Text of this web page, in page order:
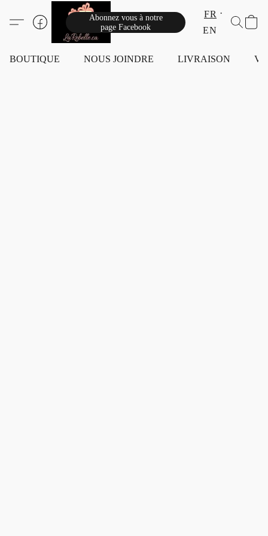
Abonnez vous à notre
page Facebook
FR
EN
BOUTIQUE NOUS JOINDRE LIVRAISON